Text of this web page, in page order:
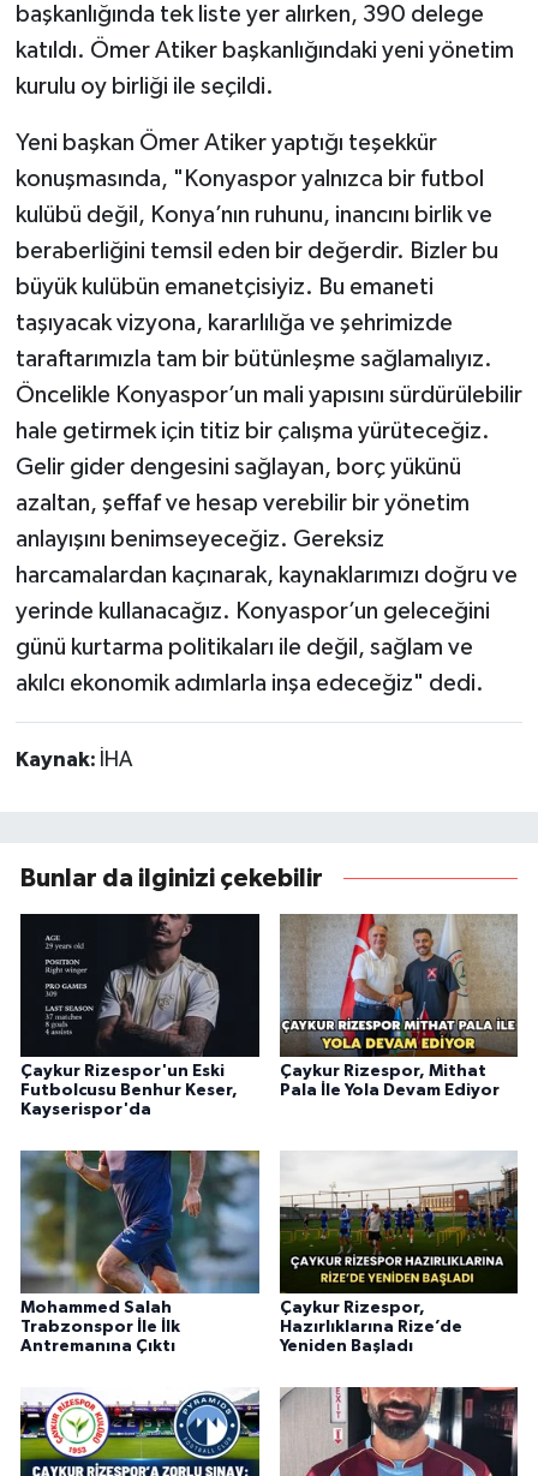
başkanlığında tek liste yer alırken, 390 delege
katıldı. Ömer Atiker başkanlığındaki yeni yönetim
kurulu oy birliği ile seçildi.
Yeni başkan Ömer Atiker yaptığı teşekkür
konuşmasında, "Konyaspor yalnızca bir futbol
kulübü değil, Konya’nın ruhunu, inancını birlik ve
beraberliğini temsil eden bir değerdir. Bizler bu
büyük kulübün emanetçisiyiz. Bu emaneti
taşıyacak vizyona, kararlılığa ve şehrimizde
taraftarımızla tam bir bütünleşme sağlamalıyız.
Öncelikle Konyaspor’un mali yapısını sürdürülebilir
hale getirmek için titiz bir çalışma yürüteceğiz.
Gelir gider dengesini sağlayan, borç yükünü
azaltan, şeffaf ve hesap verebilir bir yönetim
anlayışını benimseyeceğiz. Gereksiz
harcamalardan kaçınarak, kaynaklarımızı doğru ve
yerinde kullanacağız. Konyaspor’un geleceğini
günü kurtarma politikaları ile değil, sağlam ve
akılcı ekonomik adımlarla inşa edeceğiz" dedi.
Kaynak: İHA
Bunlar da ilginizi çekebilir
Çaykur Rizespor'un Eski
Futbolcusu Benhur Keser,
Kayserispor'da
Çaykur Rizespor, Mithat
Pala İle Yola Devam Ediyor
Mohammed Salah
Trabzonspor İle İlk
Antremanına Çıktı
Çaykur Rizespor,
Hazırlıklarına Rize’de
Yeniden Başladı